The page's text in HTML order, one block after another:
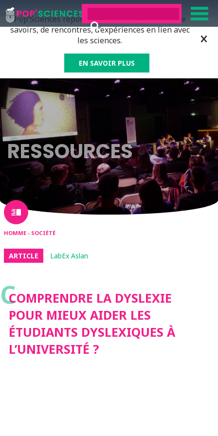
Pop’Sciences répond à tous ceux qui ont soif de
savoirs, de rencontres, d’expériences en lien avec
les sciences.
EN SAVOIR PLUS
RESSOURCES
HOMME - SOCIÉTÉ
ARTICLE LabEx Aslan
CCOMPRENDRE LA DYSLEXIE
POUR MIEUX AIDER LES
ÉTUDIANTS DYSLEXIQUES À
L’UNIVERSITÉ ?